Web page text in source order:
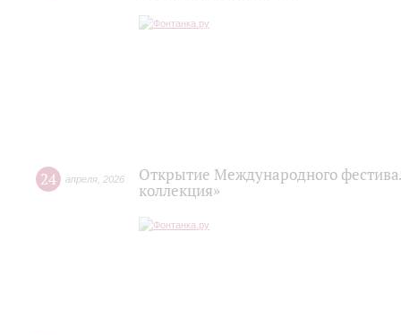
24 апреля 2026
Открытие Международного
коллекция»